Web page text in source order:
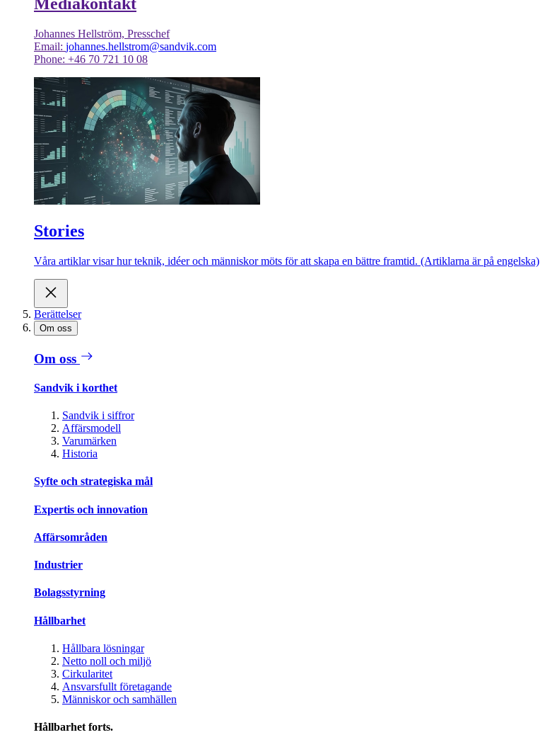
Johannes Hellström, Presschef
Email: johannes.hellstrom@sandvik.com
Phone: +46 70 721 10 08
Stories
Våra artiklar visar hur teknik, idéer och människor möts för att skapa en bättre framtid. (Artiklarna är på engelska)
Berättelser
Om oss
Om oss
Sandvik i korthet
Sandvik i siffror
Affärsmodell
Varumärken
Historia
Syfte och strategiska mål
Expertis och innovation
Affärsområden
Industrier
Bolagsstyrning
Hållbarhet
Hållbara lösningar
Netto noll och miljö
Cirkularitet
Ansvarsfullt företagande
Människor och samhällen
Hållbarhet forts.